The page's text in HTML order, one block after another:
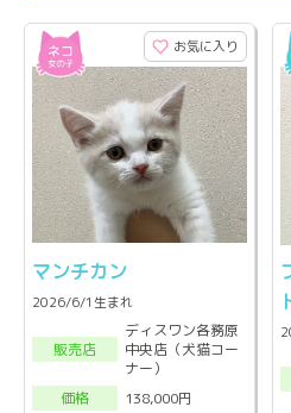
お気に入り
マンチカン
2026/6/1生まれ
販売店
ディスワン各務原
中央店（犬猫コー
ナー）
価格
138,000円